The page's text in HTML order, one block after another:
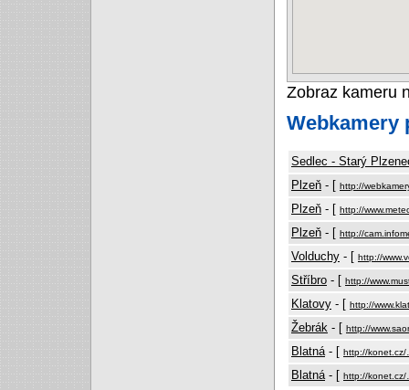
Zobraz kameru
Webkamery
Sedlec - Starý
Plzeň - [ http://
Plzeň - [ http://
Plzeň - [ http://
Volduchy - [ http://
Stříbro - [ http://
Klatovy - [ http://
Žebrák - [ http://
Blatná - [ http://
Blatná - [ http://